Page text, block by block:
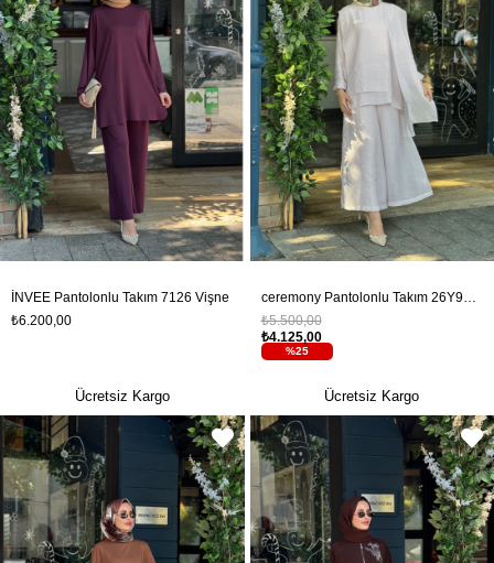
İNVEE Pantolonlu Takım 7126 Vişne
₺6.200,00
Ücretsiz Kargo
ceremony Pantolonlu Takım 26Y965 Lila
%25
₺4.125,00
₺5.500,00
Ücretsiz Kargo